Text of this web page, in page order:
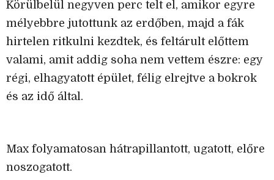
Körülbelül negyven perc telt el, amikor egyre
mélyebbre jutottunk az erdőben, majd a fák
hirtelen ritkulni kezdtek, és feltárult előttem
valami, amit addig soha nem vettem észre: egy
régi, elhagyatott épület, félig elrejtve a bokrok
és az idő által.
Max folyamatosan hátrapillantott, ugatott, előre
noszogatott.